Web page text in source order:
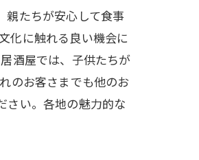
親たちが安心して食事
化に触れる良い機会に
酒屋では、子供たちが
のお客さまでも他のお
さい。各地の魅力的な